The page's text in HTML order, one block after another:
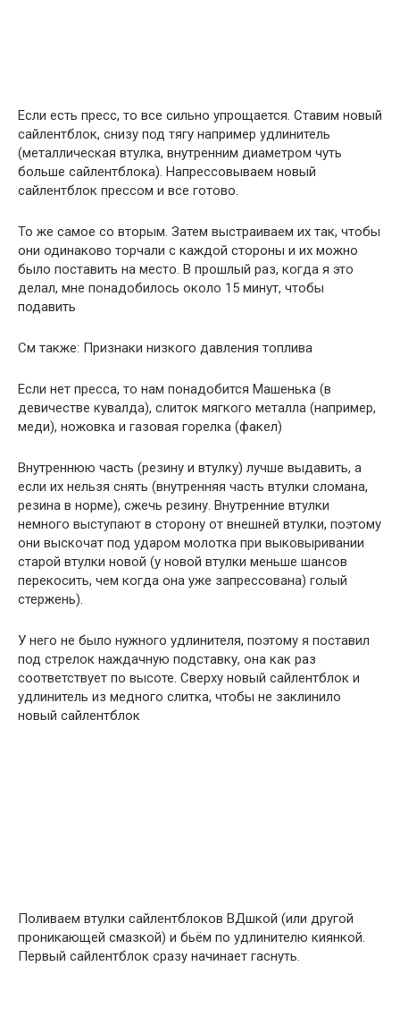
Если есть пресс, то все сильно упрощается. Ставим новый
сайлентблок, снизу под тягу например удлинитель
(металлическая втулка, внутренним диаметром чуть
больше сайлентблока). Напрессовываем новый
сайлентблок прессом и все готово.
То же самое со вторым. Затем выстраиваем их так, чтобы
они одинаково торчали с каждой стороны и их можно
было поставить на место. В прошлый раз, когда я это
делал, мне понадобилось около 15 минут, чтобы
подавить
См также: Признаки низкого давления топлива
Если нет пресса, то нам понадобится Машенька (в
девичестве кувалда), слиток мягкого металла (например,
меди), ножовка и газовая горелка (факел)
Внутреннюю часть (резину и втулку) лучше выдавить, а
если их нельзя снять (внутренняя часть втулки сломана,
резина в норме), сжечь резину. Внутренние втулки
немного выступают в сторону от внешней втулки, поэтому
они выскочат под ударом молотка при выковыривании
старой втулки новой (у новой втулки меньше шансов
перекосить, чем когда она уже запрессована) голый
стержень).
У него не было нужного удлинителя, поэтому я поставил
под стрелок наждачную подставку, она как раз
соответствует по высоте. Сверху новый сайлентблок и
удлинитель из медного слитка, чтобы не заклинило
новый сайлентблок
Поливаем втулки сайлентблоков ВДшкой (или другой
проникающей смазкой) и бьём по удлинителю киянкой.
Первый сайлентблок сразу начинает гаснуть.